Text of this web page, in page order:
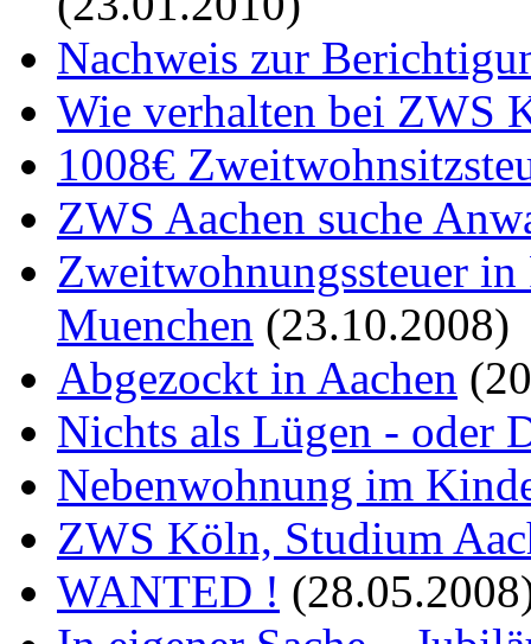
Nachweis zur
Wie verhalten bei ZWS
1008€
ZWS Aachen suche
Zweitwohnungssteuer
Muenchen (23.10.2008)
Abgezockt in Aachen
Nichts als Lügen - oder
Nebenwohnung im
ZWS Köln, Studium
WANTED !